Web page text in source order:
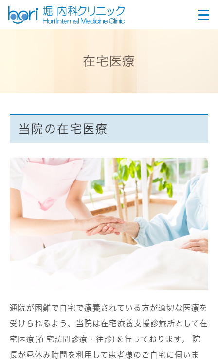
在宅医療
当院の在宅医療
通院が困難で自宅で療養されている方が適切な医療を
受けられるよう、当院は在宅療養支援診療所として在
宅医療(在宅訪問診療・往診)を行っております。 院
長が昼休み時間を利用して患者様のご自宅に伺いま